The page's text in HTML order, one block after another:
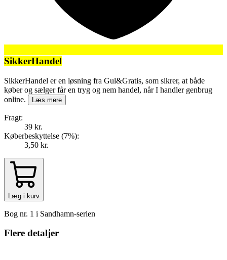
SikkerHandel
SikkerHandel er en løsning fra Gul&Gratis, som sikrer, at både
køber og sælger får en tryg og nem handel, når I handler genbrug
online.
Læs mere
Fragt:
39 kr.
Køberbeskyttelse (7%):
3,50 kr.
Læg i kurv
Bog nr. 1 i Sandhamn-serien
Flere detaljer